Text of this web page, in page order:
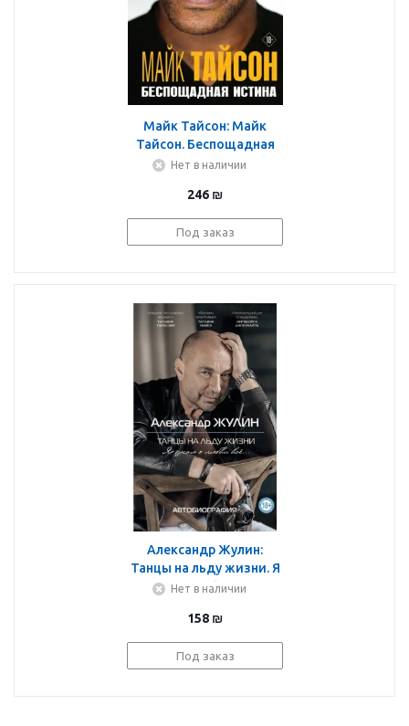
Майк Тайсон: Майк
Тайсон. Беспощадная
истина
Нет в наличии
246 ₪
Под заказ
Александр Жулин:
Танцы на льду жизни. Я
знаю о любви все...
Нет в наличии
158 ₪
Под заказ